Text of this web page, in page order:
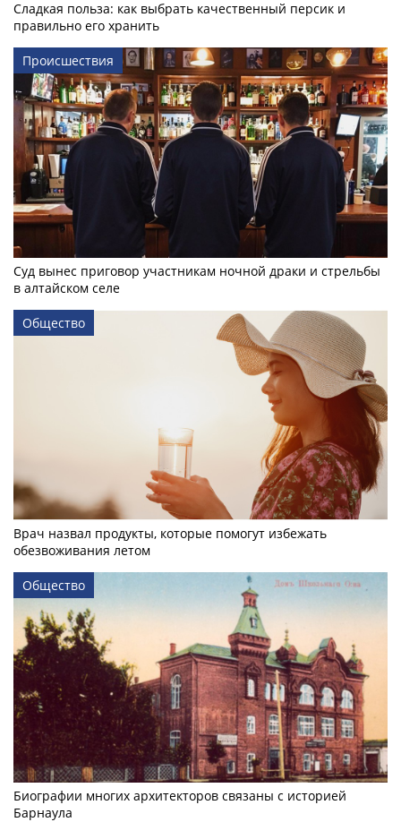
Сладкая польза: как выбрать качественный персик и
правильно его хранить
Происшествия
Суд вынес приговор участникам ночной драки и стрельбы
в алтайском селе
Общество
Врач назвал продукты, которые помогут избежать
обезвоживания летом
Общество
Биографии многих архитекторов связаны с историей
Барнаула